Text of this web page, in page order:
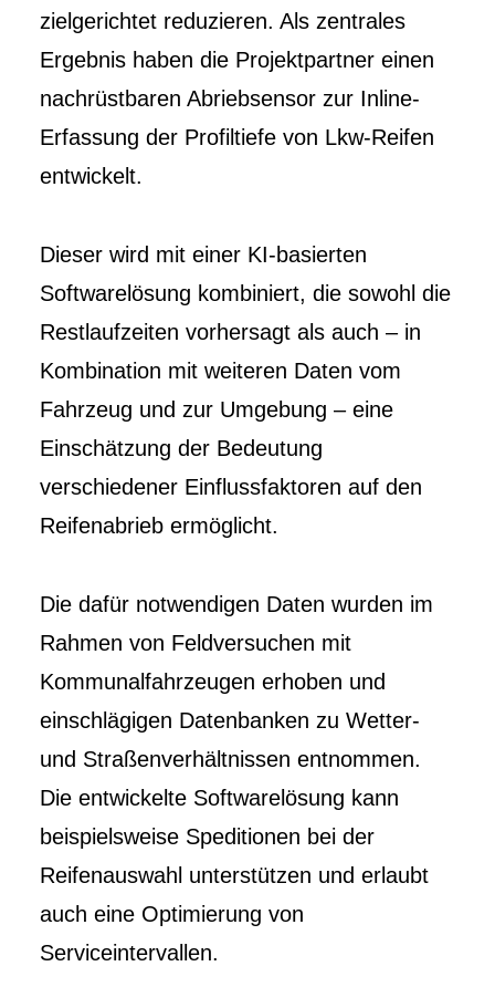
zielgerichtet reduzieren. Als zentrales
Ergebnis haben die Projektpartner einen
nachrüstbaren Abriebsensor zur Inline-
Erfassung der Profiltiefe von Lkw-Reifen
entwickelt.
Dieser wird mit einer KI-basierten
Softwarelösung kombiniert, die sowohl die
Restlaufzeiten vorhersagt als auch – in
Kombination mit weiteren Daten vom
Fahrzeug und zur Umgebung – eine
Einschätzung der Bedeutung
verschiedener Einflussfaktoren auf den
Reifenabrieb ermöglicht.
Die dafür notwendigen Daten wurden im
Rahmen von Feldversuchen mit
Kommunalfahrzeugen erhoben und
einschlägigen Datenbanken zu Wetter-
und Straßenverhältnissen entnommen.
Die entwickelte Softwarelösung kann
beispielsweise Speditionen bei der
Reifenauswahl unterstützen und erlaubt
auch eine Optimierung von
Serviceintervallen.